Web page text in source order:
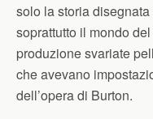
solo la storia
soprattutto il mondo
produzione svariate
che avevano
dell’opera di Burton.